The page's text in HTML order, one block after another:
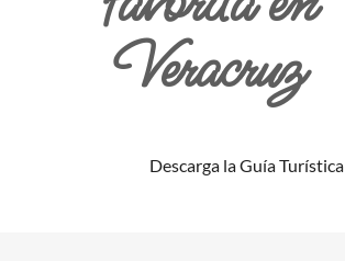
Veracruz
Descarga la Guía Turística